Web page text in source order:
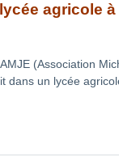
agricole
(Association
dans un lycée